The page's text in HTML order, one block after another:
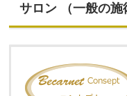
サロン （一般の施